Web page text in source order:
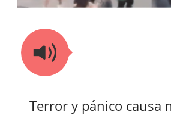
Terror y pánico causa